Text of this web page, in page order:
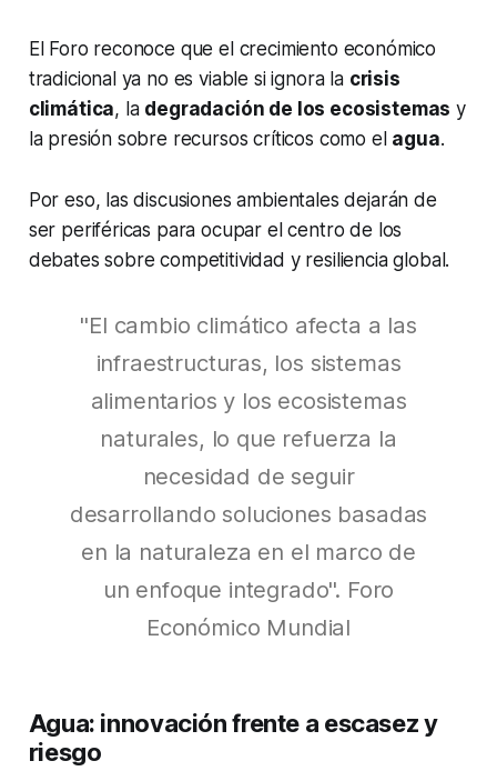
El Foro reconoce que el crecimiento económico
tradicional ya no es viable si ignora la crisis
climática, la degradación de los ecosistemas y
la presión sobre recursos críticos como el agua.
Por eso, las discusiones ambientales dejarán de
ser periféricas para ocupar el centro de los
debates sobre competitividad y resiliencia global.
"El cambio climático afecta a las
infraestructuras, los sistemas
alimentarios y los ecosistemas
naturales, lo que refuerza la
necesidad de seguir
desarrollando soluciones basadas
en la naturaleza en el marco de
un enfoque integrado". Foro
Económico Mundial
Agua: innovación frente a escasez y
riesgo